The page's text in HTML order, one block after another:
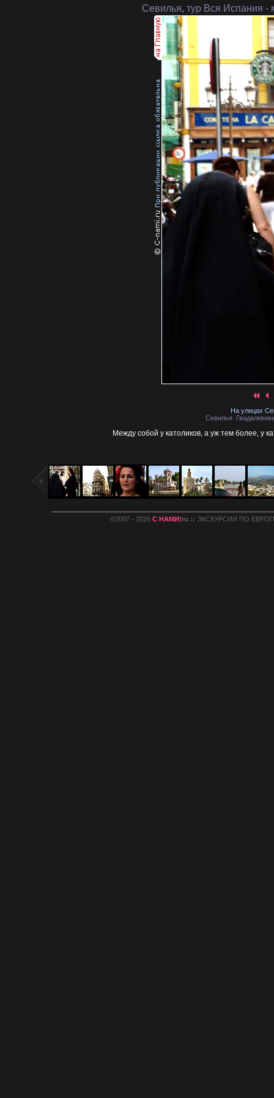
Севилья, тур Вся Испания -
На улицах
Севилья.
Между собой у католиков, а уж тем более, у
©2007 - 2026 С НАМИ!ru :: ЭКСКУРСИИ ПО ЕВРОПЕ